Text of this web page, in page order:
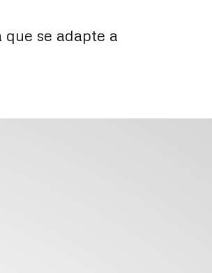
se adapte a